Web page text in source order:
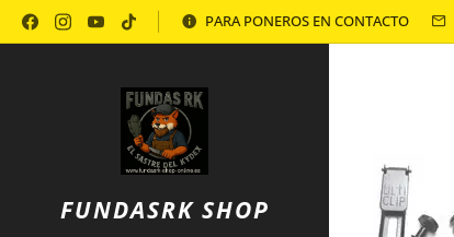
Política de Privacidad PARA PONEROS EN CONTACTO
FUNDASRK SHOP